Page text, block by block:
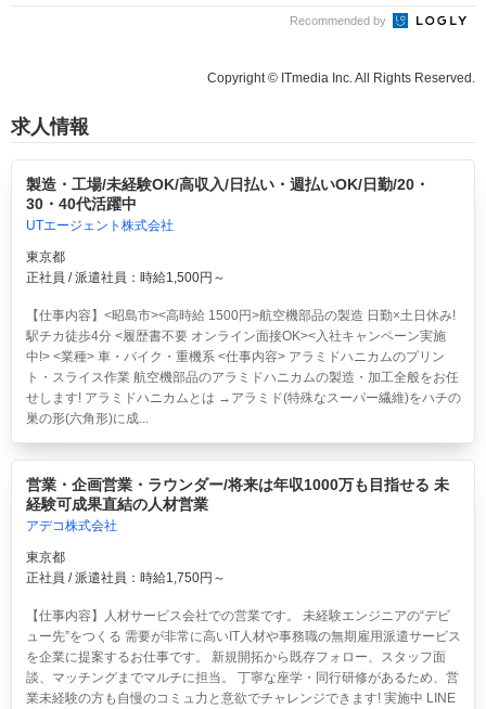
Recommended by
Copyright © ITmedia Inc. All Rights Reserved.
求人情報
製造・工場/未経験OK/高収入/日払い・週払いOK/日勤/20・
30・40代活躍中
UTエージェント株式会社
東京都
正社員 / 派遣社員：時給1,500円～
【仕事内容】<昭島市><高時給 1500円>航空機部品の製造 日勤×土日休み!
駅チカ徒歩4分 <履歴書不要 オンライン面接OK><入社キャンペーン実施
中!> <業種> 車・バイク・重機系 <仕事内容> アラミドハニカムのプリン
ト・スライス作業 航空機部品のアラミドハニカムの製造・加工全般をお任
せします! アラミドハニカムとは →アラミド(特殊なスーパー繊維)をハチの
巣の形(六角形)に成...
営業・企画営業・ラウンダー/将来は年収1000万も目指せる 未
経験可成果直結の人材営業
アデコ株式会社
東京都
正社員 / 派遣社員：時給1,750円～
【仕事内容】人材サービス会社での営業です。 未経験エンジニアの“デビ
ュー先”をつくる 需要が非常に高いIT人材や事務職の無期雇用派遣サービス
を企業に提案するお仕事です。 新規開拓から既存フォロー、スタッフ面
談、マッチングまでマルチに担当。 丁寧な座学・同行研修があるため、営
業未経験の方も自慢のコミュ力と意欲でチャレンジできます! 実施中 LINE